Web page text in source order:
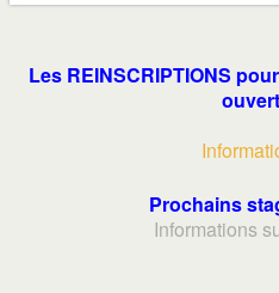
Les REINSCRIPTIONS
Prochains
Informations